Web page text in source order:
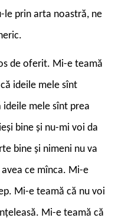
le prin arta noastră, ne
de oferit. Mi-e teamă
ideile mele sînt
mele sînt prea
bine și nu-mi voi da
bine și nimeni nu va
ce mînca. Mi-e
Mi-e teamă că nu voi
Mi-e teamă că